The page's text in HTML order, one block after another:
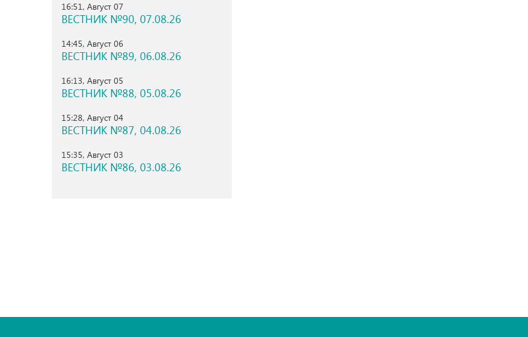
16:51, Август 07
ВЕСТНИК №90, 07.08.26
14:45, Август 06
ВЕСТНИК №89, 06.08.26
16:13, Август 05
ВЕСТНИК №88, 05.08.26
15:28, Август 04
ВЕСТНИК №87, 04.08.26
15:35, Август 03
ВЕСТНИК №86, 03.08.26